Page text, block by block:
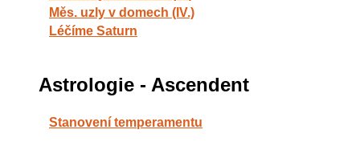
Měs. uzly v domech (IV.)
Léčíme Saturn
Astrologie - Ascendent
Stanovení temperamentu